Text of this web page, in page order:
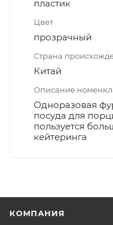
пластик
Цвет
прозрачный
Страна
Китай
Описание
Одноразовая
посуда для
пользуется
кейтеринга
КОМПАНИЯ